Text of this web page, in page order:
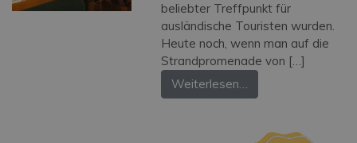
beliebter Treffpunkt für
ausländische Touristen wurden.
Heute noch, wenn man auf die
Strandpromenade von […]
Weiterlesen…